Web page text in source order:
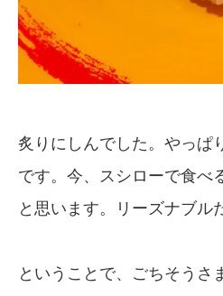
炙りにしんでした。やっぱ
です。今、スシローで食べ
と思います。リーズナブル
ということで、ごちそうさ